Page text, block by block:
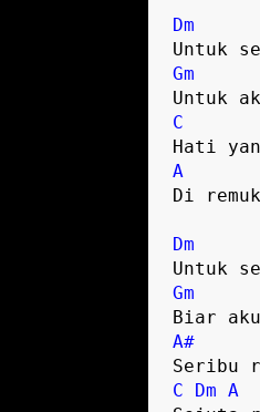
Dm
Gm
C
A
Di
Dm
Gm
A#
C
Dm A